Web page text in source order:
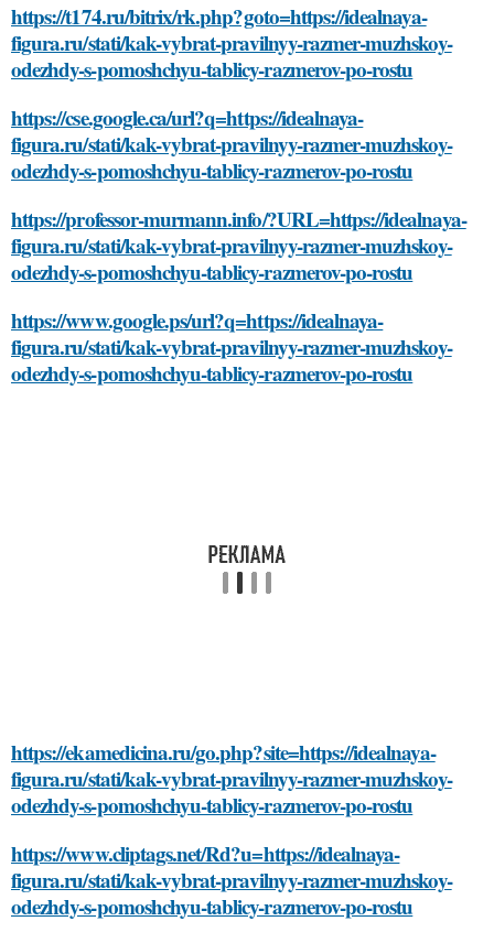
https://t174.ru/bitrix/rk.php?goto=https://idealnaya-
figura.ru/stati/kak-vybrat-pravilnyy-razmer-muzhskoy-
odezhdy-s-pomoshchyu-tablicy-razmerov-po-rostu
https://cse.google.ca/url?q=https://idealnaya-
figura.ru/stati/kak-vybrat-pravilnyy-razmer-muzhskoy-
odezhdy-s-pomoshchyu-tablicy-razmerov-po-rostu
https://professor-murmann.info/?URL=https://idealnaya-
figura.ru/stati/kak-vybrat-pravilnyy-razmer-muzhskoy-
odezhdy-s-pomoshchyu-tablicy-razmerov-po-rostu
https://www.google.ps/url?q=https://idealnaya-
figura.ru/stati/kak-vybrat-pravilnyy-razmer-muzhskoy-
odezhdy-s-pomoshchyu-tablicy-razmerov-po-rostu
https://ekamedicina.ru/go.php?site=https://idealnaya-
figura.ru/stati/kak-vybrat-pravilnyy-razmer-muzhskoy-
odezhdy-s-pomoshchyu-tablicy-razmerov-po-rostu
https://www.cliptags.net/Rd?u=https://idealnaya-
figura.ru/stati/kak-vybrat-pravilnyy-razmer-muzhskoy-
odezhdy-s-pomoshchyu-tablicy-razmerov-po-rostu